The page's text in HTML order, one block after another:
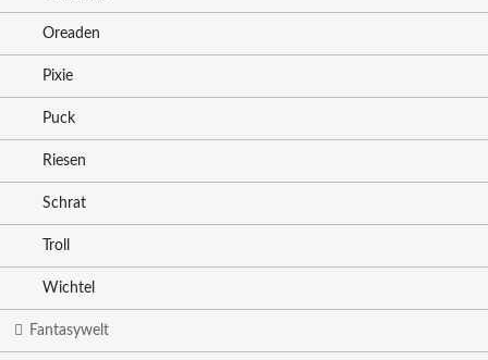
Oreaden
Pixie
Puck
Riesen
Schrat
Troll
Wichtel
Fantasywelt